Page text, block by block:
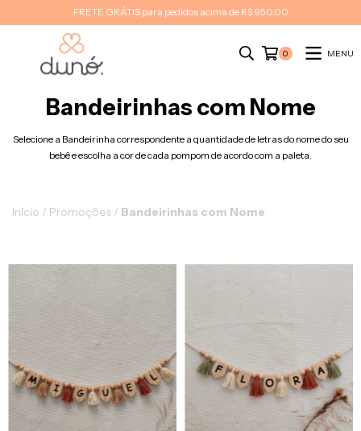
FRETE GRÁTIS para pedidos acima de R$ 950,00
0 MENU
Bandeirinhas com Nome
Selecione a Bandeirinha correspondente a quantidade de letras do nome do seu
bebê e escolha a cor de cada pompom de acordo com a paleta.
Início / Promoções / Bandeirinhas com Nome